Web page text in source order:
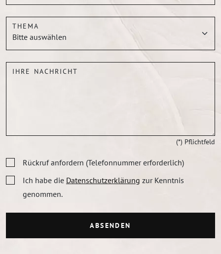
THEMA
IHRE NACHRICHT
(*) Pflichtfeld
Rückruf anfordern (Telefonnummer erforderlich)
Ich habe die Datenschutzerklärung zur Kenntnis
genommen.
ABSENDEN